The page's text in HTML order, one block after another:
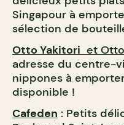
Singapour à
sélection de
Otto Yakitori et
adresse du centre-
nippones à
disponible !
Cafeden : Petits